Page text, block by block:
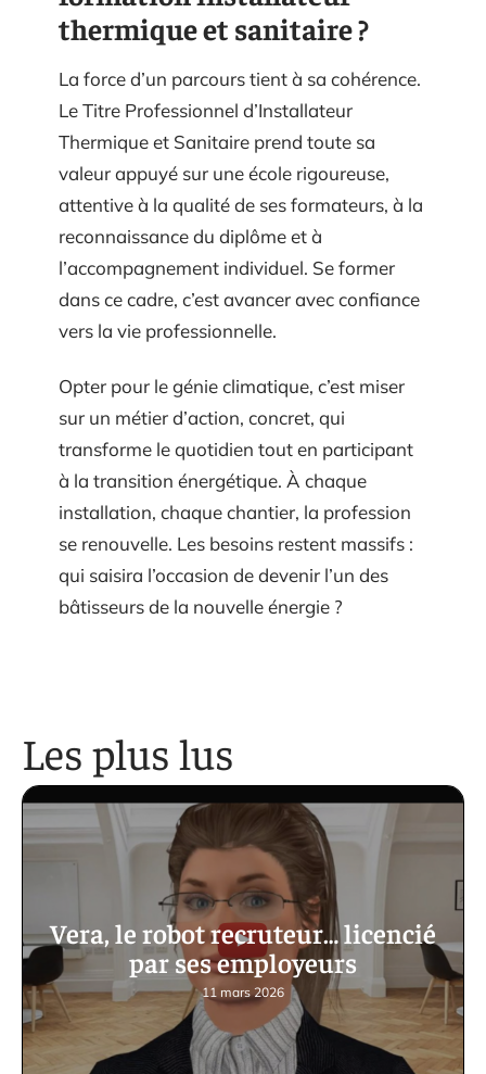
thermique et sanitaire ?
La force d’un parcours tient à sa cohérence.
Le Titre Professionnel d’Installateur
Thermique et Sanitaire prend toute sa
valeur appuyé sur une école rigoureuse,
attentive à la qualité de ses formateurs, à la
reconnaissance du diplôme et à
l’accompagnement individuel. Se former
dans ce cadre, c’est avancer avec confiance
vers la vie professionnelle.
Opter pour le génie climatique, c’est miser
sur un métier d’action, concret, qui
transforme le quotidien tout en participant
à la transition énergétique. À chaque
installation, chaque chantier, la profession
se renouvelle. Les besoins restent massifs :
qui saisira l’occasion de devenir l’un des
bâtisseurs de la nouvelle énergie ?
Les plus lus
Vera, le robot recruteur… licencié
par ses employeurs
11 mars 2026